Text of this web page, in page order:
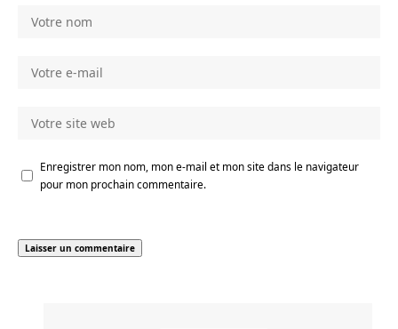
Enregistrer mon nom, mon e-mail et mon site dans le navigateur
pour mon prochain commentaire.